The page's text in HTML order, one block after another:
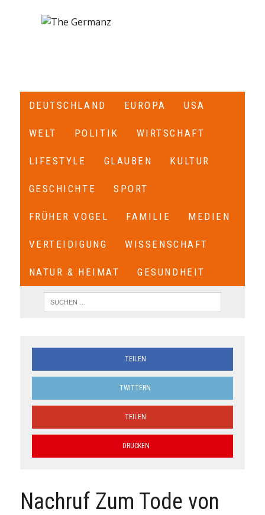
DEUTSCHLAND EUROPA USA
WELT POLITIK WIRTSCHAFT
LIFESTYLE GLAUBEN KULTUR
GESCHICHTE SPORT
FRÜHER VOGEL FAMILIE MEDIEN
VERTEIDIGUNG WISSENSCHAFT
NATUR & HEIMAT GESUNDHEIT
TEILEN
TWITTERN
TEILEN
DRUCKEN
Nachruf Zum Tode von